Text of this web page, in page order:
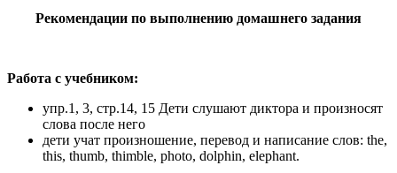
Рекомендации по выполнению домашнего задания
Работа с учебником:
упр.1, 3, стр.14, 15 Дети слушают диктора и произносят
слова после него
дети учат произношение, перевод и написание слов: the,
this, thumb, thimble, photo, dolphin, elephant.